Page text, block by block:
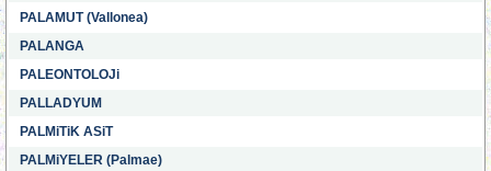
PALAMUT (Vallonea)
PALANGA
PALEONTOLOJi
PALLADYUM
PALMiTiK ASiT
PALMiYELER (Palmae)